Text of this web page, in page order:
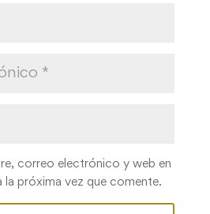
correo electrónico y web en
la próxima vez que comente.